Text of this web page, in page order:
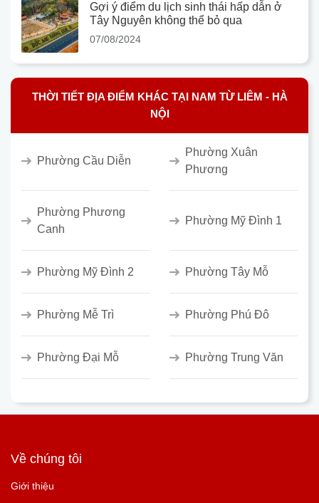
Gợi ý điểm du lịch sinh thái hấp dẫn ở
Tây Nguyên không thể bỏ qua
07/08/2024
THỜI TIẾT ĐỊA ĐIỂM KHÁC TẠI NAM TỪ LIÊM - HÀ
NỘI
Phường Cầu Diễn
Phường Xuân
Phương
Phường Phương
Canh
Phường Mỹ Đình 1
Phường Mỹ Đình 2 Phường Tây Mỗ
Phường Mễ Trì Phường Phú Đô
Phường Đại Mỗ Phường Trung Văn
Về chúng tôi
Giới thiệu